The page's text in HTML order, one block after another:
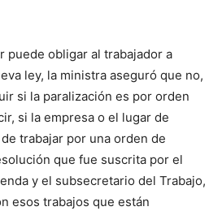
puede obligar al trabajador a
ley, la ministra aseguró que no,
si la paralización es por orden
si la empresa o el lugar de
trabajar por una orden de
que fue suscrita por el
y el subsecretario del Trabajo,
esos trabajos que están